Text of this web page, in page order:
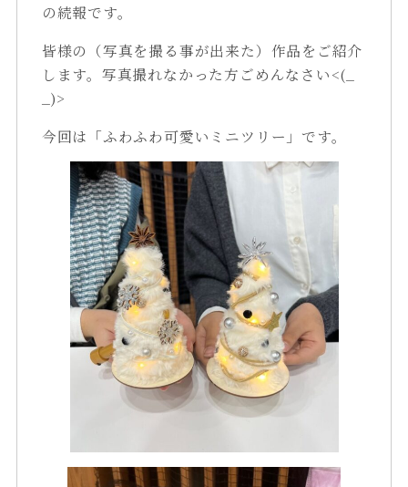
の続報です。
皆様の（写真を撮る事が出来た）作品をご紹介
します。写真撮れなかった方ごめんなさい<(_
_)>
今回は「ふわふわ可愛いミニツリー」です。